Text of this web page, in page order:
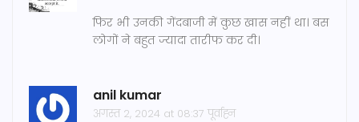
फिर भी उनकी गेंदबाजी में कुछ खास नहीं था। बस
लोगों ने बहुत ज्यादा तारीफ कर दी।
anil kumar
अगस्त 2, 2024 at 08:37 पूर्वाह्न